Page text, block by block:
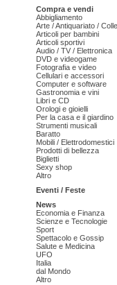
Compra e vendi
Abbigliamento
Arte / Antiquariato /
Articoli per bambini
Articoli sportivi
Audio / TV / Elettronica
DVD e videogame
Fotografia e video
Cellulari e accessori
Computer e software
Gastronomia e vini
Libri e CD
Orologi e gioielli
Per la casa e il giardino
Strumenti musicali
Baratto
Mobili / Elettrodomestici
Prodotti di bellezza
Biglietti
Sexy shop
Altro
Eventi / Feste
News
Economia e Finanza
Scienze e Tecnologie
Sport
Spettacolo e Gossip
Salute e Medicina
UFO
Italia
dal Mondo
Altro